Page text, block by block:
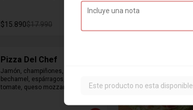
$15.890$17.990
Pizza Del Chef
Jamón, champiñones, salsa
bechamel, espárragos, salsa de
tomate, queso mozzarella y
Este producto no esta disponible